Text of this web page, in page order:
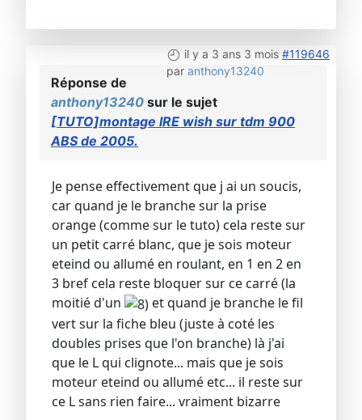
il y a 3 ans 3 mois #119646
par anthony13240
Réponse de
anthony13240 sur le sujet
[TUTO]montage IRE wish sur tdm 900
ABS de 2005.
Je pense effectivement que j ai un soucis,
car quand je le branche sur la prise
orange (comme sur le tuto) cela reste sur
un petit carré blanc, que je sois moteur
eteind ou allumé en roulant, en 1 en 2 en
3 bref cela reste bloquer sur ce carré (la
moitié d'un
et quand je branche le fil
vert sur la fiche bleu (juste à coté les
doubles prises que l'on branche) là j'ai
que le L qui clignote... mais que je sois
moteur eteind ou allumé etc... il reste sur
ce L sans rien faire... vraiment bizarre